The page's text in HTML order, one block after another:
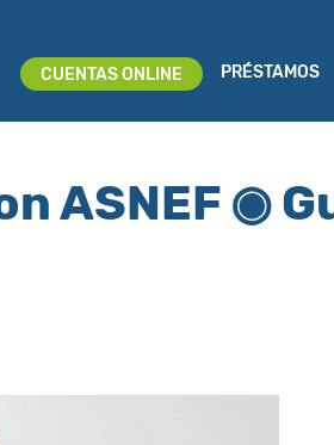
CUENTAS ONLINE PRÉSTAMOS
ASNEF ◉